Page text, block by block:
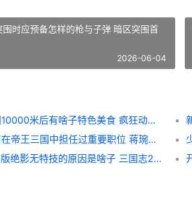
时应预备怎样的枪与子弹 暗区突围首
2026-06-04
疯狂动物园10000米后有啥子特色美食 疯狂动物园100集视频
蒋琬有没有在帝王三国中担任过重要职位 蒋琬是谁
三国志SLG版绝影无特技的原因是啥子 三国志2017绝影给谁用合适